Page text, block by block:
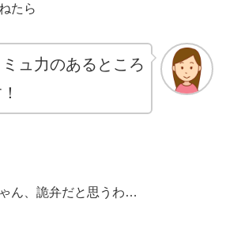
たら
ュ力のあるところ
ん、詭弁だと思うわ…